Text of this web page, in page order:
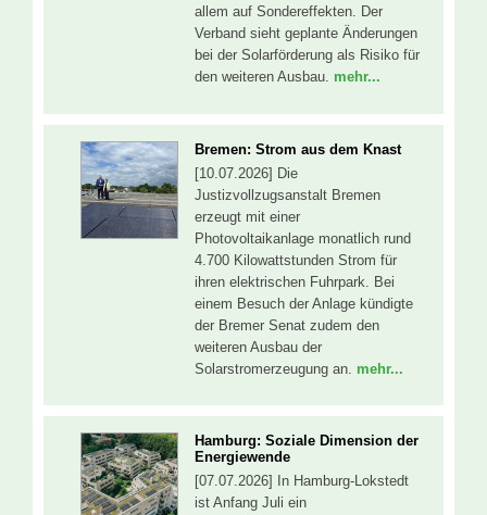
allem auf Sondereffekten. Der
Verband sieht geplante Änderungen
bei der Solarförderung als Risiko für
den weiteren Ausbau. mehr...
Bremen: Strom aus dem Knast
[10.07.2026] Die
Justizvollzugsanstalt Bremen
erzeugt mit einer
Photovoltaikanlage monatlich rund
4.700 Kilowattstunden Strom für
ihren elektrischen Fuhrpark. Bei
einem Besuch der Anlage kündigte
der Bremer Senat zudem den
weiteren Ausbau der
Solarstromerzeugung an. mehr...
Hamburg: Soziale Dimension der
Energiewende
[07.07.2026] In Hamburg-Lokstedt
ist Anfang Juli ein